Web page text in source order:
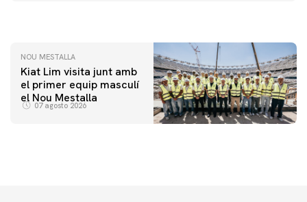
NOU MESTALLA
Kiat Lim visita junt amb
el primer equip masculí
el Nou Mestalla
07 agosto 2026